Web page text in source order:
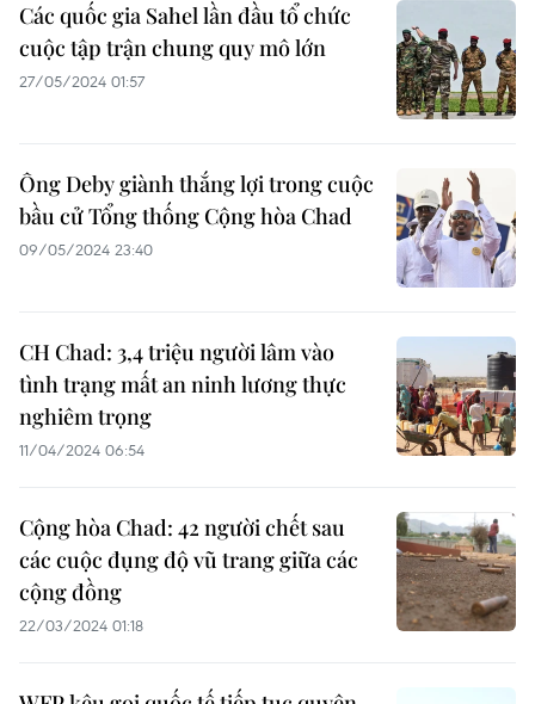
Các quốc gia Sahel lần đầu tổ chức
cuộc tập trận chung quy mô lớn
27/05/2024 01:57
Ông Deby giành thắng lợi trong cuộc
bầu cử Tổng thống Cộng hòa Chad
09/05/2024 23:40
CH Chad: 3,4 triệu người lâm vào
tình trạng mất an ninh lương thực
nghiêm trọng
11/04/2024 06:54
Cộng hòa Chad: 42 người chết sau
các cuộc đụng độ vũ trang giữa các
cộng đồng
22/03/2024 01:18